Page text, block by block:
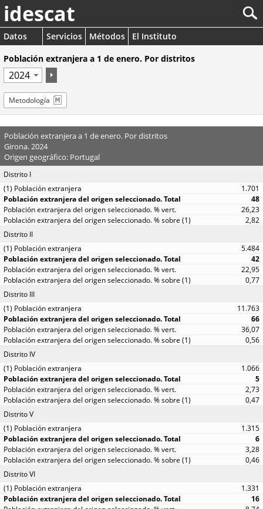
idescat
Datos Servicios Métodos
El Instituto
Población extranjera a 1 de enero. Por distritos
Metodología
Población extranjera a 1 de enero. Por distritos
Girona. 2024
Origen geográfico: Portugal
Distrito I
1.701
48
26,23
2,82
Distrito II
5.484
42
22,95
0,77
Distrito III
11.763
66
36,07
0,56
Distrito IV
1.066
5
2,73
0,47
Distrito V
1.315
6
3,28
0,46
Distrito VI
1.331
16